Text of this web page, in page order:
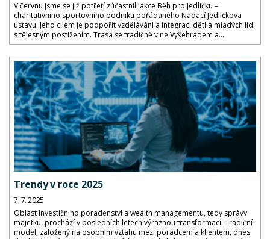
V červnu jsme se již potřetí zúčastnili akce Běh pro Jedličku –
charitativního sportovního podniku pořádaného Nadací Jedličkova
ústavu. Jeho cílem je podpořit vzdělávání a integraci dětí a mladých lidí
s tělesným postižením. Trasa se tradičně vine Vyšehradem a...
Trendy v roce 2025
7. 7. 2025
Oblast investičního poradenství a wealth managementu, tedy správy
majetku, prochází v posledních letech výraznou transformací. Tradiční
model, založený na osobním vztahu mezi poradcem a klientem, dnes